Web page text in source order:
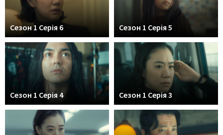
Сезон 1 Серія 6 Сезон 1 Серія 5
Сезон 1 Серія 4 Сезон 1 Серія 3